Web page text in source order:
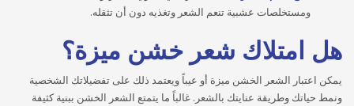
ومستخلصات عشبية تنعم الشعر وتغذيه دون أن تثقله.
هل امتلاك شعر خشن ميزة؟
يمكن اعتبار الشعر الخشن ميزة أو عيباً ويعتمد ذلك على تفضيلاتك الشخصية
ونمط حياتك وطريقة عنايتك بالشعر. غالباً ما يتمتع الشعر الخشن ببنية كثيفة